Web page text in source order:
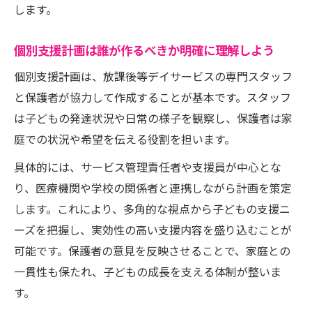
5領域対応で広がる支援の実践法
解
個別支援計画5領域への具体的な対応方法
5領域記入例から分かる支援内容の選び方
放課後等デイサービスでの5領域実践ポイン
ト
児童発達支援個別支援計画との違いと応用
例
作成手順のコツとポイント徹底解説
放課後等デイサービス個別支援計画の作成
手順
します。
個別支援計画は誰が作るべきか明確に理解しよう
個別支援計画は、放課後等デイサービスの専門スタッフ
と保護者が協力して作成することが基本です。スタッフ
は子どもの発達状況や日常の様子を観察し、保護者は家
庭での状況や希望を伝える役割を担います。
具体的には、サービス管理責任者や支援員が中心とな
り、医療機関や学校の関係者と連携しながら計画を策定
します。これにより、多角的な視点から子どもの支援ニ
ーズを把握し、実効性の高い支援内容を盛り込むことが
可能です。保護者の意見を反映させることで、家庭との
一貫性も保たれ、子どもの成長を支える体制が整いま
す。